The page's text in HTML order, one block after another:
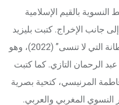
بالقيم الإسلامية
جانب الإخراج. كتبت بليزيد
سيناريو فيلم “فاطمة، السلطانة التي لا تنسى” (2022)، وهو
الرحمان التازي. كما كتبت
المرنيسي، كتحية بصرية
النسوي المغربي والعربي.